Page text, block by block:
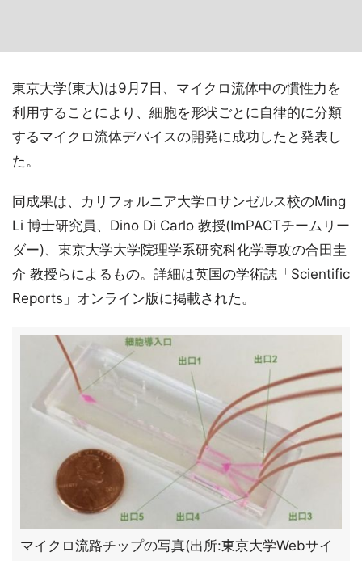
東京大学(東大)は9月7日、マイクロ流体中の慣性力を
利用することにより、細胞を形状ごとに自律的に分類
するマイクロ流体デバイスの開発に成功したと発表し
た。
同成果は、カリフォルニア大学ロサンゼルス校のMing
Li 博士研究員、Dino Di Carlo 教授(ImPACTチームリー
ダー)、東京大学大学院理学系研究科化学専攻の合田圭
介 教授らによるもの。詳細は英国の学術誌「Scientific
Reports」オンライン版に掲載された。
マイクロ流路チップの写真(出所:東京大学Webサイ